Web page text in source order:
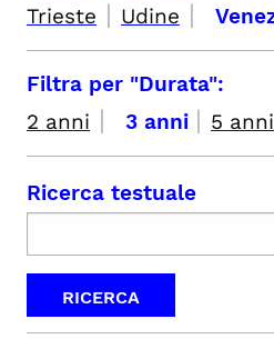
Trieste | Udine |
Filtra per "Durata":
2 anni | 3 anni | 5 anni
Ricerca testuale